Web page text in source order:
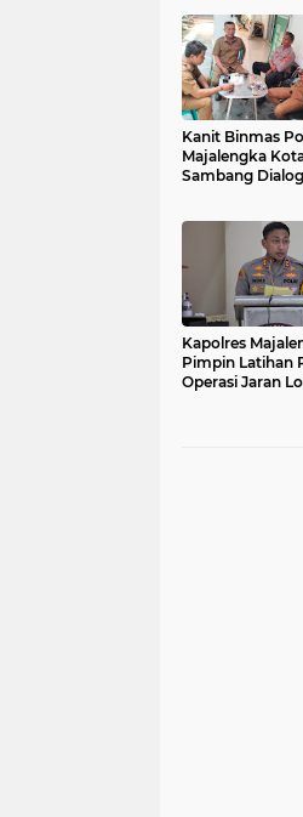
Kanit Binmas
Majalengka
Sambang
Kapolres
Pimpin Latihan
Operasi Jaran